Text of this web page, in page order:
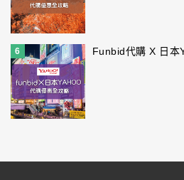
6 Funbid代購 X 日本